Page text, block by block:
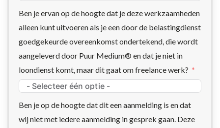
Ben je ervan op de hoogte dat je deze werkzaamheden
alleen kunt uitvoeren als je een door de belastingdienst
goedgekeurde overeenkomst ondertekend, die wordt
aangeleverd door Puur Medium® en dat je niet in
loondienst komt, maar dit gaat om freelance werk?
Ben je op de hoogte dat dit een aanmelding is en dat
wij niet met iedere aanmelding in gesprek gaan. Deze